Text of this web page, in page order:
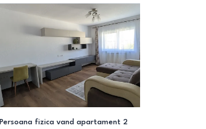
Persoana fizica vand apartament 2